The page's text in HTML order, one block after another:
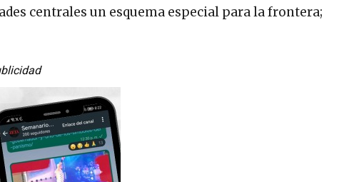
centrales un esquema especial para la frontera;